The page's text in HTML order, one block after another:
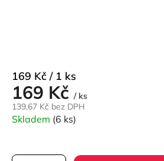
169 Kč / ks
139,67 Kč bez DPH
Měrná
cena:
169 Kč / 1 ks
Skladem (6 ks)